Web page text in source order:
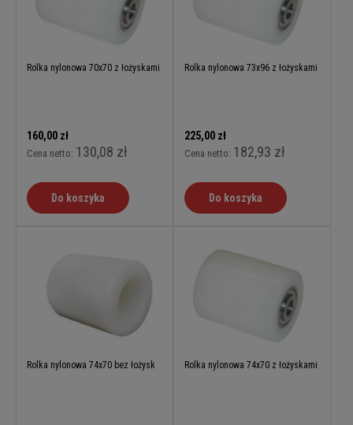
Rolka nylonowa 70x70 z łożyskami
160,00 zł
Cena netto: 130,08 zł
Do koszyka
Rolka nylonowa 73x96 z łożyskami
225,00 zł
Cena netto: 182,93 zł
Do koszyka
Rolka nylonowa 74x70 bez łożysk Rolka nylonowa 74x70 z łożyskami